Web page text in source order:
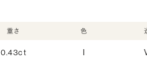
重さ
0.43ct
色
I